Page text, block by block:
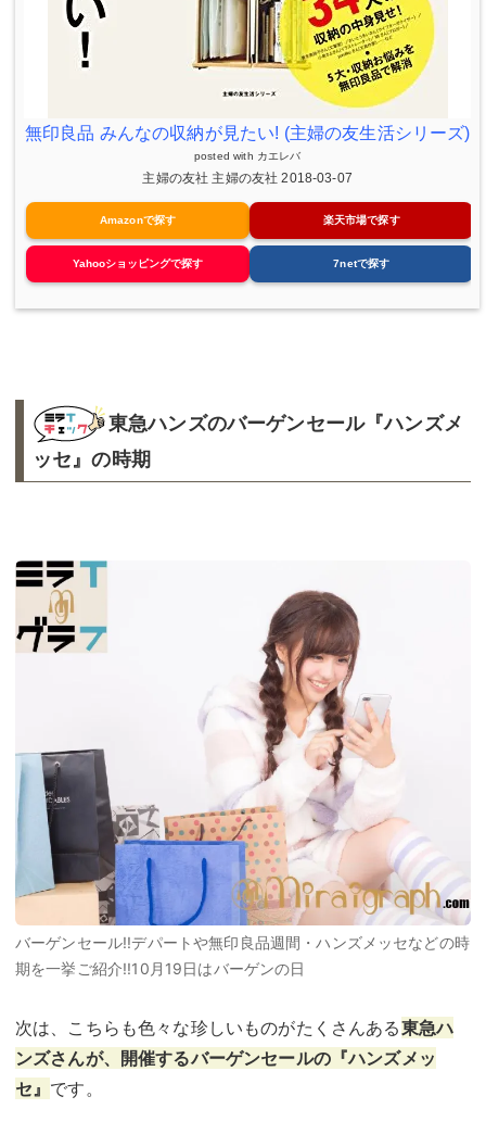
無印良品 みんなの収納が見たい! (主婦の友生活シリーズ)
posted with カエレバ
主婦の友社 主婦の友社 2018-03-07
Amazonで探す 楽天市場で探す
Yahooショッピングで探す 7netで探す
東急ハンズのバーゲンセール『ハンズメ
ッセ』の時期
バーゲンセール!!デパートや無印良品週間・ハンズメッセなどの時
期を一挙ご紹介!!10月19日はバーゲンの日
次は、こちらも色々な珍しいものがたくさんある東急ハ
ンズさんが、開催するバーゲンセールの『ハンズメッ
セ』 です。